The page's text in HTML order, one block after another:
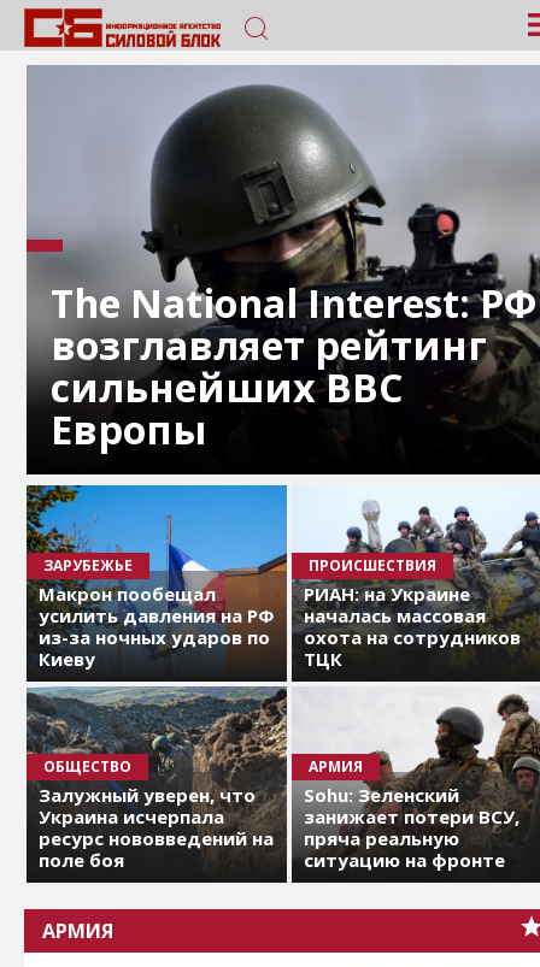
The National Interest: РФ
возглавляет рейтинг
сильнейших ВВС
Европы
ЗАРУБЕЖЬЕ
Макрон пообещал
усилить давления на РФ
из-за ночных ударов по
Киеву
ПРОИСШЕСТВИЯ
РИАН: на Украине
началась массовая
охота на сотрудников
ТЦК
ОБЩЕСТВО
Залужный уверен, что
Украина исчерпала
ресурс нововведений на
поле боя
АРМИЯ
Sohu: Зеленский
занижает потери ВСУ,
пряча реальную
ситуацию на фронте
АРМИЯ